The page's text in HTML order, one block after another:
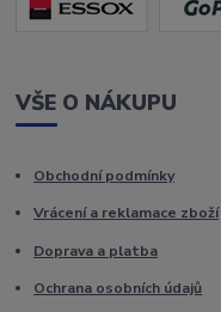
VŠE O NÁKUPU
Obchodní podmínky
Vrácení a reklamace zboží
Doprava a platba
Ochrana osobních údajů